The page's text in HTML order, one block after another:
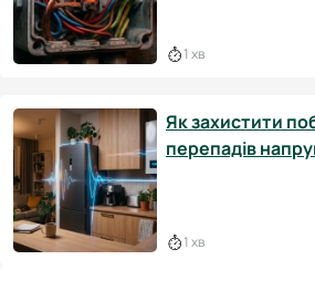
1 хв
Як захистити
перепадів
1 хв